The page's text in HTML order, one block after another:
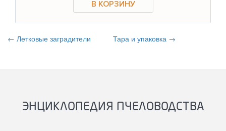
← Летковые заградители Тара и упаковка →
ЭНЦИКЛОПЕДИЯ ПЧЕЛОВОДСТВА